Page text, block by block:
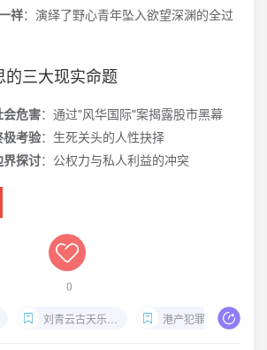
祥：演绎了野心青年坠入欲望深渊的全过
的三大现实命题
危害：通过"风华国际"案揭露股市黑幕
极考验：生死关头的人性抉择
探讨：公权力与私人利益的冲突
0
刘青云古天乐吴彦祖 港产犯罪片经典